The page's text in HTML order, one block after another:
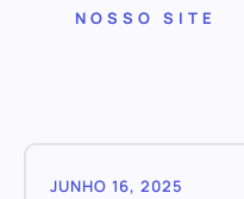
NOSSO SITE
JUNHO 16, 2025